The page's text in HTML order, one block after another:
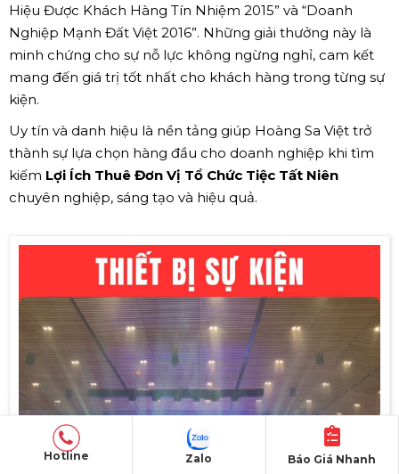
Hiệu Được Khách Hàng Tín Nhiệm 2015” và “Doanh
Nghiệp Mạnh Đất Việt 2016”. Những giải thưởng này là
minh chứng cho sự nỗ lực không ngừng nghỉ, cam kết
mang đến giá trị tốt nhất cho khách hàng trong từng sự
kiện.
Uy tín và danh hiệu là nền tảng giúp Hoàng Sa Việt trở
thành sự lựa chọn hàng đầu cho doanh nghiệp khi tìm
kiếm Lợi Ích Thuê Đơn Vị Tổ Chức Tiệc Tất Niên
chuyên nghiệp, sáng tạo và hiệu quả.
Hotline Báo Giá Nhanh
Zalo